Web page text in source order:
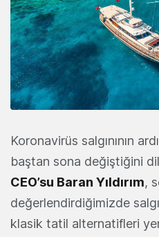
Koronavirüs salgınının
baştan sona değiştiğini
CEO’su Baran Yıldırım,
değerlendirdiğimizde
klasik tatil alternatifleri